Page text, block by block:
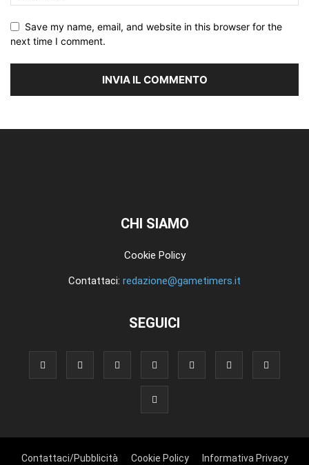
Save my name, email, and website in this browser for the
next time I comment.
CHI SIAMO
Cookie Policy
Contattaci: redazione@gametimers.it
SEGUICI
Contattaci/Pubblicità Cookie Policy Informativa Privacy